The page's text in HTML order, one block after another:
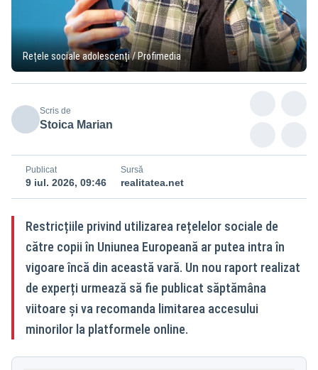
Rețele sociale adolescenți / Profimedia
Scris de
Stoica Marian
Publicat
9 iul. 2026, 09:46
Sursă
realitatea.net
Restricțiile privind utilizarea rețelelor sociale de
către copii în Uniunea Europeană ar putea intra în
vigoare încă din această vară. Un nou raport realizat
de experți urmează să fie publicat săptămâna
viitoare și va recomanda limitarea accesului
minorilor la platformele online.